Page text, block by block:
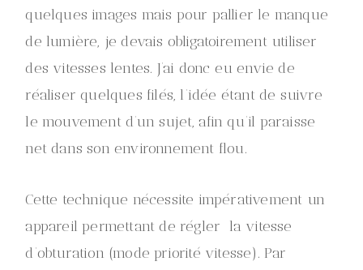
quelques images mais pour pallier le manque
de lumière, je devais obligatoirement utiliser
des vitesses lentes. J’ai donc eu envie de
réaliser quelques filés, l’idée étant de suivre
le mouvement d’un sujet, afin qu’il paraisse
net dans son environnement flou.
Cette technique nécessite impérativement un
appareil permettant de régler la vitesse
d’obturation (mode priorité vitesse). Par